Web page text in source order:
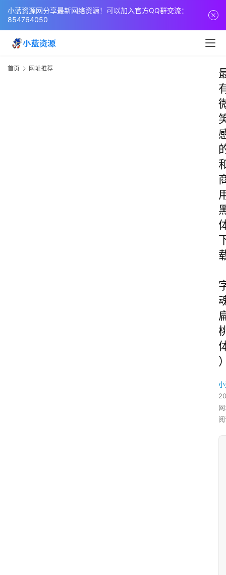
小蓝资源网分享最新网络资源！可以加入官方QQ群交流：
854764050
首页 网址推荐